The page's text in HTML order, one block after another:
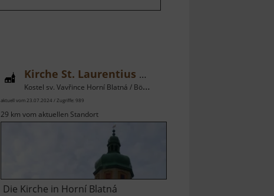
Kirche St. Laurentius Bergstadt Platten
Kostel sv. Vavřince Horní Blatná / Böhmisches Erzgebirge
aktuell vom 23.07.2024 / Zugriffe: 989
29 km vom aktuellen Standort
Die Kirche in Horní Blatná